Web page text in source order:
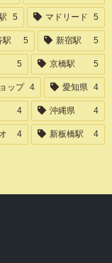
5 マドリード 5
駅 5 新宿駅 5
5 京橋駅 5
ップ 4 愛知県 4
4 沖縄県 4
4 新板橋駅 4